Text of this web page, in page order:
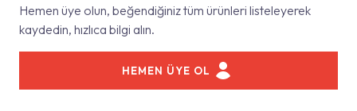
Hemen üye olun, beğendiğiniz tüm ürünleri listeleyerek
kaydedin, hızlıca bilgi alın.
HEMEN ÜYE OL